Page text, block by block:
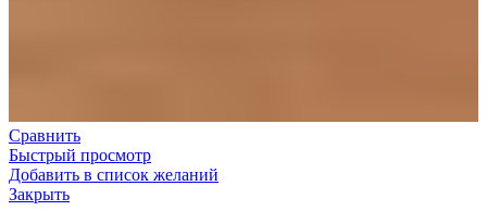
Сравнить
Быстрый просмотр
Добавить в список желаний
Закрыть